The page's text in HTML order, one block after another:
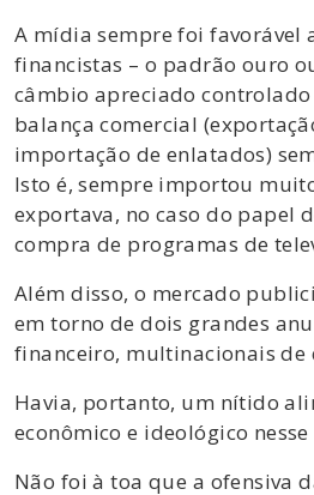
A mídia sempre foi favorável
financistas – o padrão ouro
câmbio apreciado
balança comercial
importação de enlatados)
Isto é, sempre importou
exportava, no caso do papel
compra de programas de
Além disso, o mercado
em torno de dois grandes
financeiro, multinacionais de
Havia, portanto, um nítido
econômico e ideológico
Não foi à toa que a ofensiva